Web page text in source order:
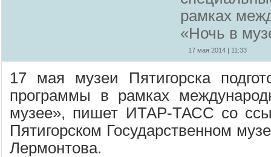
рамках
«Ночь в
17 мая 2014 | 11:33
17 мая музеи Пятигорска
программы в рамках
музее», пишет ИТАР-ТАСС со
Пятигорском Государственном
Лермонтова.